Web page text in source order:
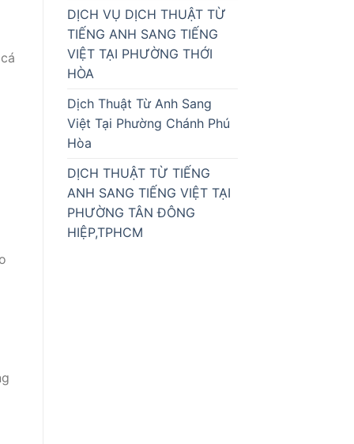
DỊCH VỤ DỊCH THUẬT TỪ
TIẾNG ANH SANG TIẾNG
VIỆT TẠI PHƯỜNG THỚI
HÒA
Dịch Thuật Từ Anh Sang
Việt Tại Phường Chánh Phú
Hòa
DỊCH THUẬT TỪ TIẾNG
ANH SANG TIẾNG VIỆT TẠI
PHƯỜNG TÂN ĐÔNG
HIỆP,TPHCM